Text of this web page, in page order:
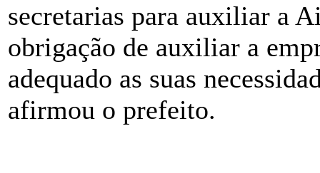
secretarias para auxiliar a
obrigação de auxiliar a
adequado as suas
afirmou o prefeito.